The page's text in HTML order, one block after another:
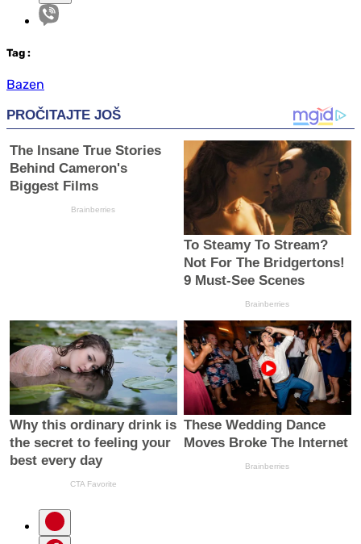
Tag :
Bazen